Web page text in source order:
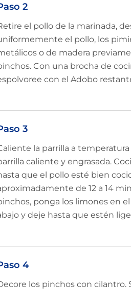
2
el pollo de la marinada,
el pollo, los
o de madera
Con una brocha de
con el Adobo
3
la parrilla a
caliente y engrasada.
que el pollo esté bien
de 12 a 14
ponga los limones en
y deje hasta que estén
4
los pinchos con cilantro.